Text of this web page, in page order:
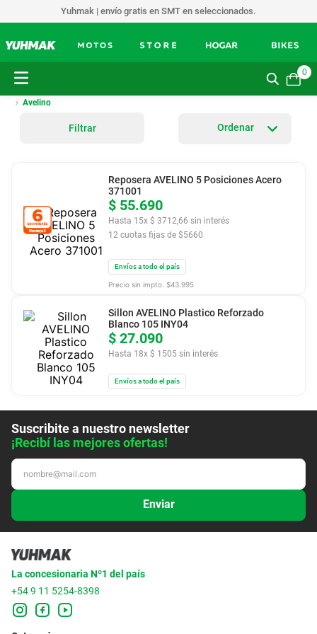
Yuhmak | envío gratis en SMT en seleccionados.
0
Avelino
Filtrar
$ 55.690
Hasta 15x $ 3712,66 sin interés
12 cuotas fijas de $5660
Reposera AVELINO 5 Posiciones Acero
371001
Envíos a todo el país
Precio sin impto. $43.995
$ 27.090
Hasta 18x $ 1505 sin interés
Sillon AVELINO Plastico Reforzado
Blanco 105 INY04
Envíos a todo el país
Suscribite a nuestro newsletter
¡Recibí las mejores ofertas!
Enviar
La concesionaria Nº1 del país
+54 9 11 5254-8398